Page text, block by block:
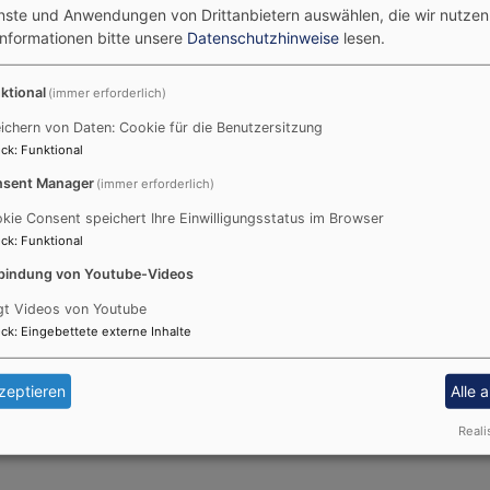
ausländischer
Voraussetzungen die Möglichkeit einer
123.23 KB
und Anwendungen von Drittanbietern auswählen, die wir
bitte unsere Datenschutzhinweise lesen.
(immer erforderlich)
von Daten: Cookie für die Benutzersitzung
: Funktional
Manager (immer erforderlich)
Consent speichert Ihre Einwilligungsstatus im Browser
: Funktional
von Youtube-Videos
Videos von Youtube
: Eingebettete externe Inhalte
Alle